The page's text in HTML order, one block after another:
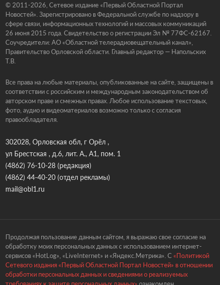
© 2011-2026, Сетевое издание «Первый Областной Портал
Новостей». Зарегистрировано в Федеральной службе по надзору в
сфере связи, информационных технологий и массовых коммуникаций
26 июня 2015 года. Свидетельство о регистрации Эл № 77ФС-62167.
Соучредители: АО «Областной телерадиовещательный канал»,
Правительство Орловской области. Главный редактор — Напольских
Т.В.
Все права на любые материалы, опубликованные на сайте, защищены в
соответствии с российским и международным законодательством об
авторском праве и смежных правах. Любое использование текстовых,
фото, аудио и видеоматериалов возможно только с согласия
правообладателя.
302028, Орловская обл, г Орёл ,
ул Брестская , д.6, лит. А., А1, пом. 1
(4862) 76-10-28(редакция)
(4862) 44-40-20(отдел рекламы)
mail@obl1.ru
Продолжая пользование данным сайтом, я выражаю свое согласие на
обработку моих персональных данных с использованием интернет-
сервисов «HotLog», «LiveInternet» и «Яндекс.Метрика». С «Политикой
Сетевого издания «Первый Областной Портал Новостей» в отношении
обработки персональных данных и сведениями о реализуемых
требованиях к защите персональных данных» ознакомлен.